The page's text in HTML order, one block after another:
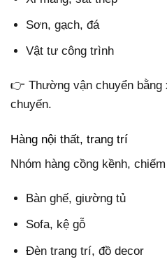
Sơn, gạch, đá
Vật tư công trình
👉 Thường vận chuyển bằng
chuyến.
Hàng nội thất, trang trí
Nhóm hàng cồng kềnh,
Bàn ghế, giường tủ
Sofa, kệ gỗ
Đèn trang trí, đồ decor